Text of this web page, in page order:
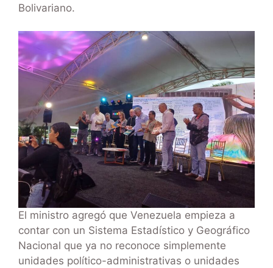
Bolivariano.
El ministro agregó que Venezuela empieza a
contar con un Sistema Estadístico y Geográfico
Nacional que ya no reconoce simplemente
unidades político-administrativas o unidades